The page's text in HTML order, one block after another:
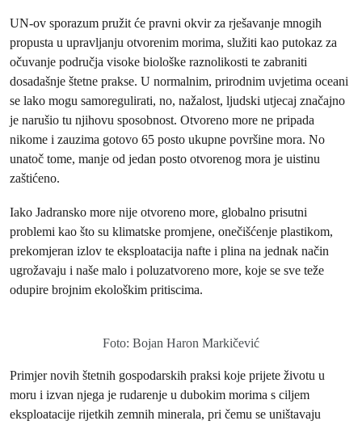
UN-ov sporazum pružit će pravni okvir za rješavanje mnogih
propusta u upravljanju otvorenim morima, služiti kao putokaz za
očuvanje područja visoke biološke raznolikosti te zabraniti
dosadašnje štetne prakse. U normalnim, prirodnim uvjetima oceani
se lako mogu samoregulirati, no, nažalost, ljudski utjecaj značajno
je narušio tu njihovu sposobnost. Otvoreno more ne pripada
nikome i zauzima gotovo 65 posto ukupne površine mora. No
unatoč tome, manje od jedan posto otvorenog mora je uistinu
zaštićeno.
Iako Jadransko more nije otvoreno more, globalno prisutni
problemi kao što su klimatske promjene, onečišćenje plastikom,
prekomjeran izlov te eksploatacija nafte i plina na jednak način
ugrožavaju i naše malo i poluzatvoreno more, koje se sve teže
odupire brojnim ekološkim pritiscima.
Foto: Bojan Haron Markičević
Primjer novih štetnih gospodarskih praksi koje prijete životu u
moru i izvan njega je rudarenje u dubokim morima s ciljem
eksploatacije rijetkih zemnih minerala, pri čemu se uništavaju